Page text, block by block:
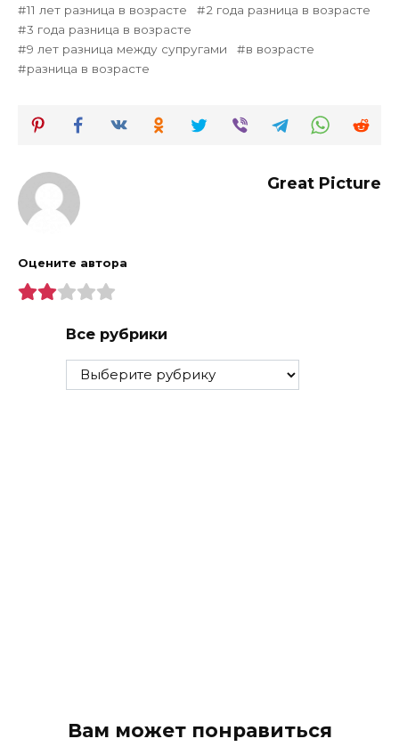
11 лет разница в возрасте
2 года разница в возрасте
3 года разница в возрасте
9 лет разница между супругами
в возрасте
разница в возрасте
Great Picture
Оцените автора
Все рубрики
Все
рубрики
Вам может понравиться